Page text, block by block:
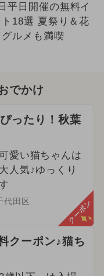
平日開催の無料イ
18選 夏祭り＆花
グルメも満喫
でかけ
ったり！秋葉
愛い猫ちゃんは
人気♪ゆっくり
代田区 クーポン
クーポン♪猫ち